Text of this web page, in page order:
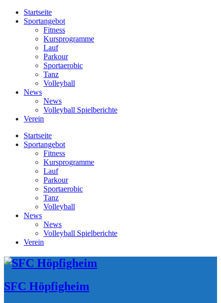
Startseite
Sportangebot
Fitness
Kursprogramme
Lauf
Parkour
Sportaerobic
Tanz
Volleyball
News
News
Volleyball Spielberichte
Verein
Startseite
Sportangebot
Fitness
Kursprogramme
Lauf
Parkour
Sportaerobic
Tanz
Volleyball
News
News
Volleyball Spielberichte
Verein
SFC Höpfigheim